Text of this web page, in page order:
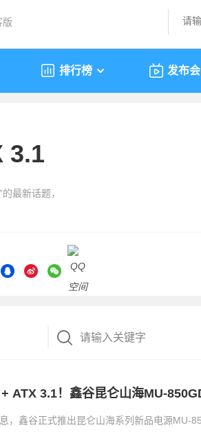
版
排行榜 发布会
3.1
最新话题，
ATX 3.1！鑫谷昆仑山海MU-
，鑫谷正式推出昆仑山海系列新品电源MU-